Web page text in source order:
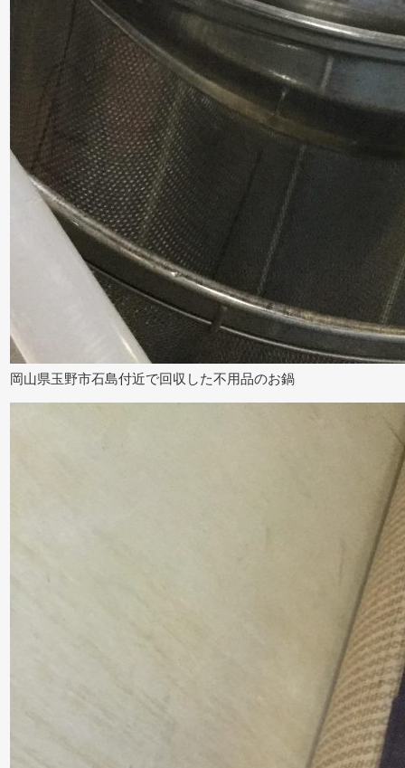
岡山県玉野市石島付近で回収した不用品のお鍋